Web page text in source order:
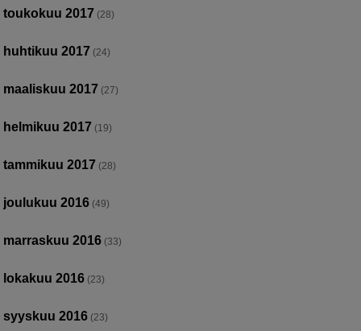
toukokuu 2017 (28)
huhtikuu 2017 (24)
maaliskuu 2017 (27)
helmikuu 2017 (19)
tammikuu 2017 (28)
joulukuu 2016 (49)
marraskuu 2016 (33)
lokakuu 2016 (23)
syyskuu 2016 (23)